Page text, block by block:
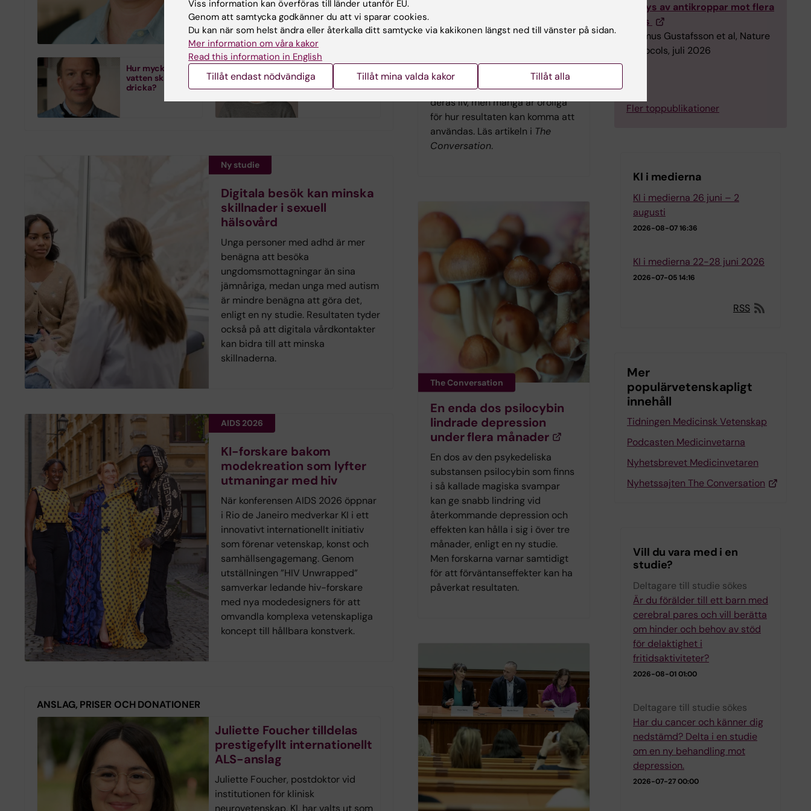
och tidsuppfattning samt
utvärdering av tidshjälpmedel.
Hur mycket
vatten ska man
dricka?
Är din svartsjuka
ett problem?
Ny studie
Digitala besök kan minska
skillnader i sexuell
hälsovård
Unga personer med adhd är mer
benägna att besöka
ungdomsmottagningar än sina
jämnåriga, medan unga med autism
är mindre benägna att göra det,
enligt en ny studie. Resultaten tyder
också på att digitala vårdkontakter
kan bidra till att minska
skillnaderna.
AIDS 2026
KI-forskare bakom
modekreation som lyfter
utmaningar med hiv
När konferensen AIDS 2026 öppnar
i Rio de Janeiro medverkar KI i ett
innovativt internationellt initiativ
som förenar vetenskap, konst och
samhällsengagemang. Genom
utställningen ”HIV Unwrapped”
samverkar ledande hiv-forskare
med nya modedesigners för att
omvandla komplexa vetenskapliga
koncept till hållbara konstverk.
ANSLAG, PRISER OCH DONATIONER
Juliette Foucher tilldelas
prestigefyllt internationellt
ALS-anslag
Juliette Foucher, postdoktor vid
institutionen för klinisk
neurovetenskap, KI, har valts ut som
Forskning från Karolinska
till genetisk forskning om autism
så länge syftet är att förbättra
deras liv, men många är oroliga
för hur resultaten kan komma att
användas. Läs artikeln i The
Conversation.
The Conversation
En enda dos psilocybin
lindrade depression
under flera månader
En dos av den psykedeliska
substansen psilocybin som finns
i så kallade magiska svampar
kan ge snabb lindring vid
återkommande depression och
effekten kan hålla i sig i över tre
månader, enligt en ny studie.
Men forskarna varnar samtidigt
för att förväntanseffekter kan ha
påverkat resultaten.
analys av antikroppar mot flera
virus
Rasmus Gustafsson et al, Nature
Protocols, juli 2026
Fler toppublikationer
KI i medierna
KI i medierna 26 juni – 2
augusti
2026-08-07 16:36
KI i medierna 22-28 juni 2026
2026-07-05 14:16
RSS
Mer
populärvetenskapligt
innehåll
Tidningen Medicinsk Vetenskap
Podcasten Medicinvetarna
Nyhetsbrevet Medicinvetaren
Nyhetssajten The Conversation
Vill du vara med i en
studie?
Deltagare till studie sökes
Är du förälder till ett barn med
cerebral pares och vill berätta
om hinder och behov av stöd
för delaktighet i
fritidsaktiviteter?
2026-08-01 01:00
Deltagare till studie sökes
Har du cancer och känner dig
nedstämd? Delta i en studie
om en ny behandling mot
depression.
2026-07-27 00:00
Viss information kan överföras till länder utanför EU.
Genom att samtycka godkänner du att vi sparar cookies.
Du kan när som helst ändra eller återkalla ditt samtycke via kakikonen längst ned till vänster på sidan.
Mer information om våra kakor
Read this information in English
Tillåt endast nödvändiga Tillåt mina valda kakor Tillåt alla